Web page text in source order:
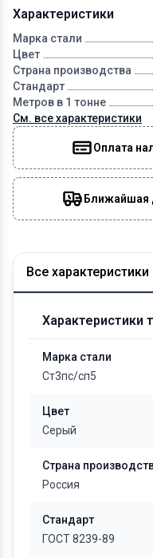
Характеристики
Марка стали
Цвет
Страна производства
Стандарт
Метров в 1 тонне
См. все характеристики
Оплата
Ближайшая
Все характеристики
Характеристики
Марка стали
Ст3пс/сп5
Цвет
Серый
Страна
Россия
Стандарт
ГОСТ 8239-89